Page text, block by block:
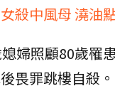
殺中風母 澆油
婦照顧80歲罹
畏罪跳樓自殺